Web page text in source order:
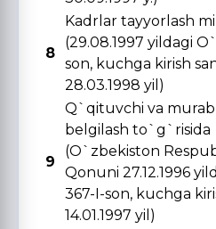
8
Kadrlar tayyorlash
(29.08.1997 yildagi
son, kuchga kirish
28.03.1998 yil)
9
Q`qituvchi va
belgilash to`g`risida
(O`zbekiston
Qonuni 27.12.1996
367-I-son, kuchga
14.01.1997 yil)